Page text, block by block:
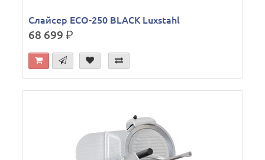
Слайсер ECO-250 BLACK Luxstahl
68 699р.